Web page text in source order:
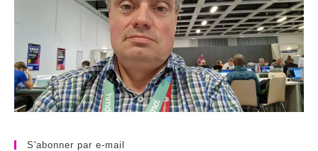
S'abonner par e-mail